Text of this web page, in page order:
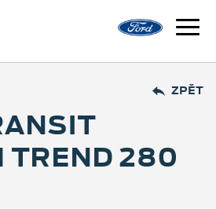
ZPĚT
TREND 280